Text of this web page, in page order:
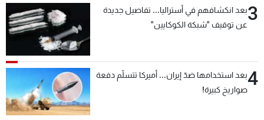
3بعد انكشافهم في أستراليا... تفاصيل جديدة
عن توقيف "شبكة الكوكايين"
4بعد استخدامها ضدّ إيران... أميركا تتسلّم دفعة
صواريخ كبيرة!